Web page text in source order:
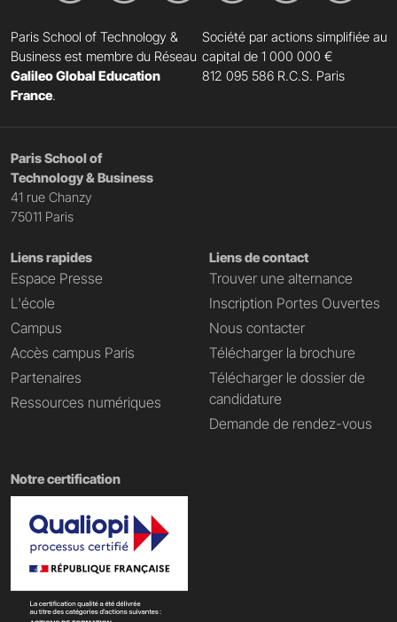
Paris School of Technology &
Business est membre du Réseau
Galileo Global Education
France.
Société par actions simplifiée au
capital de 1 000 000 €
812 095 586 R.C.S. Paris
Paris School of
Technology & Business
41 rue Chanzy
75011 Paris
Liens rapides
Espace Presse
L'école
Campus
Accès campus Paris
Partenaires
Ressources numériques
Liens de contact
Trouver une alternance
Inscription Portes Ouvertes
Nous contacter
Télécharger la brochure
Télécharger le dossier de
candidature
Demande de rendez-vous
Notre certification